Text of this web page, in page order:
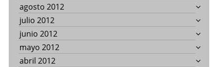
agosto 2012
julio 2012
junio 2012
mayo 2012
abril 2012